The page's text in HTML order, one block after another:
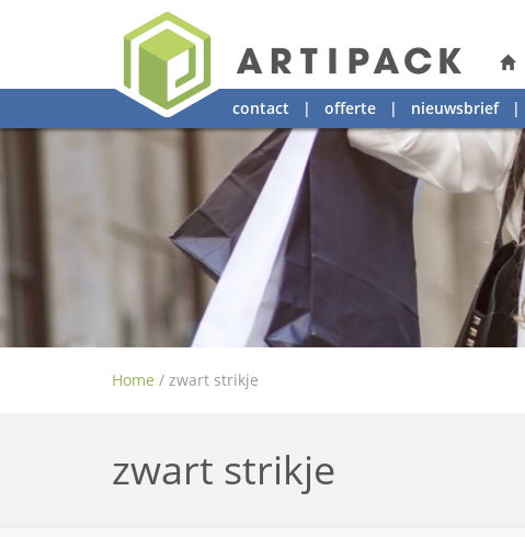
contact | offerte | nieuwsbrief|
Home / zwart strikje
zwart strikje